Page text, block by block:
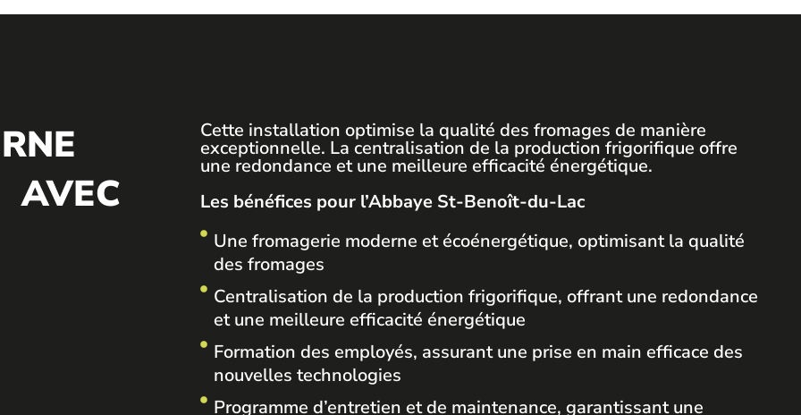
AVEC
Cette installation optimise la qualité des fromages de manière
exceptionnelle. La centralisation de la production frigorifique offre
une redondance et une meilleure efficacité énergétique.
Les bénéfices pour l’Abbaye St-Benoît-du-Lac
Une fromagerie moderne et écoénergétique, optimisant la qualité
des fromages
Centralisation de la production frigorifique, offrant une redondance
et une meilleure efficacité énergétique
Formation des employés, assurant une prise en main efficace des
nouvelles technologies
Programme d’entretien et de maintenance, garantissant une